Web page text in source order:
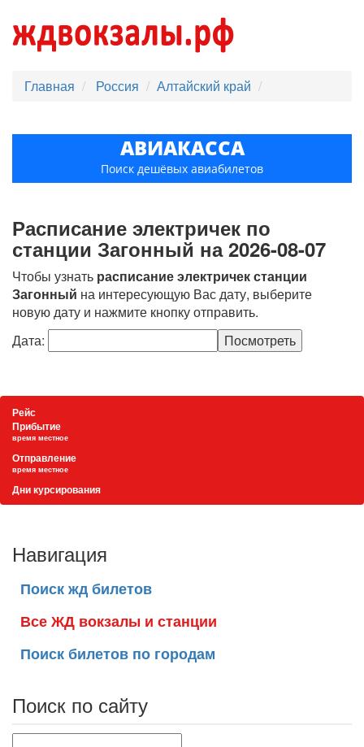
Главная Россия Алтайский край
АВИАКАССА
Поиск дешёвых авиабилетов
Расписание электричек по
станции Загонный на 2026-08-07
Чтобы узнать расписание электричек станции
Загонный на интересующую Вас дату, выберите
новую дату и нажмите кнопку отправить.
Дата:
Рейс
Прибытие
время местное
Отправление
время местное
Дни курсирования
Навигация
Поиск жд билетов
Все ЖД вокзалы и станции
Поиск билетов по городам
Поиск по сайту